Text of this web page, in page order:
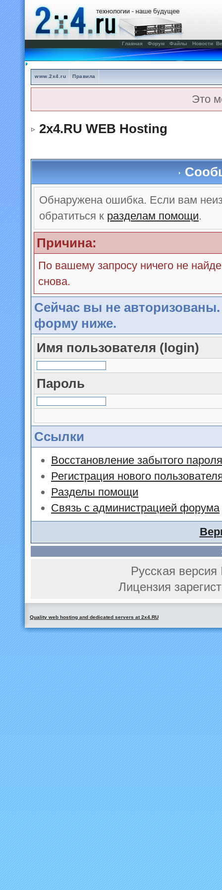
Главная Форум Файлы Новости
www.2x4.ru Правила
Это
2x4.RU WEB Hosting
Обнаружена ошибка. Если вам
обратиться к разделам помощи.
Причина:
По вашему запросу ничего не
снова.
Сейчас вы не
форму ниже.
Имя пользователя (login)
Пароль
Ссылки
Восстановление забытого пароля
Регистрация нового
Разделы помощи
Связь с администрацией форума
Русская
Лицензия
Quality web hosting and dedicated servers at 2x4.RU